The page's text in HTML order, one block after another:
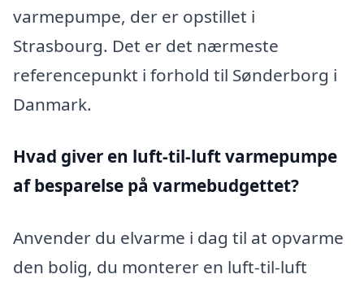
varmepumpe, der er opstillet i
Strasbourg. Det er det nærmeste
referencepunkt i forhold til Sønderborg i
Danmark.
Hvad giver en luft-til-luft varmepumpe
af besparelse på varmebudgettet?
Anvender du elvarme i dag til at opvarme
den bolig, du monterer en luft-til-luft